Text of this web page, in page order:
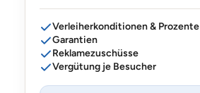
Verleiherkonditionen & Prozente
Garantien
Reklamezuschüsse
Vergütung je Besucher